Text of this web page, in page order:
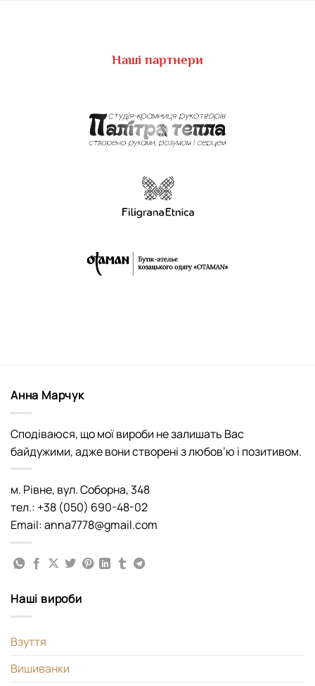
Наші партнери
Анна Марчук
Сподіваюся, що мої вироби не залишать Вас
байдужими, адже вони створені з любов’ю і позитивом.
м. Рівне, вул. Соборна, 348
тел.: +38 (050) 690-48-02
Email: anna7778@gmail.com
Наші вироби
Взуття
Вишиванки